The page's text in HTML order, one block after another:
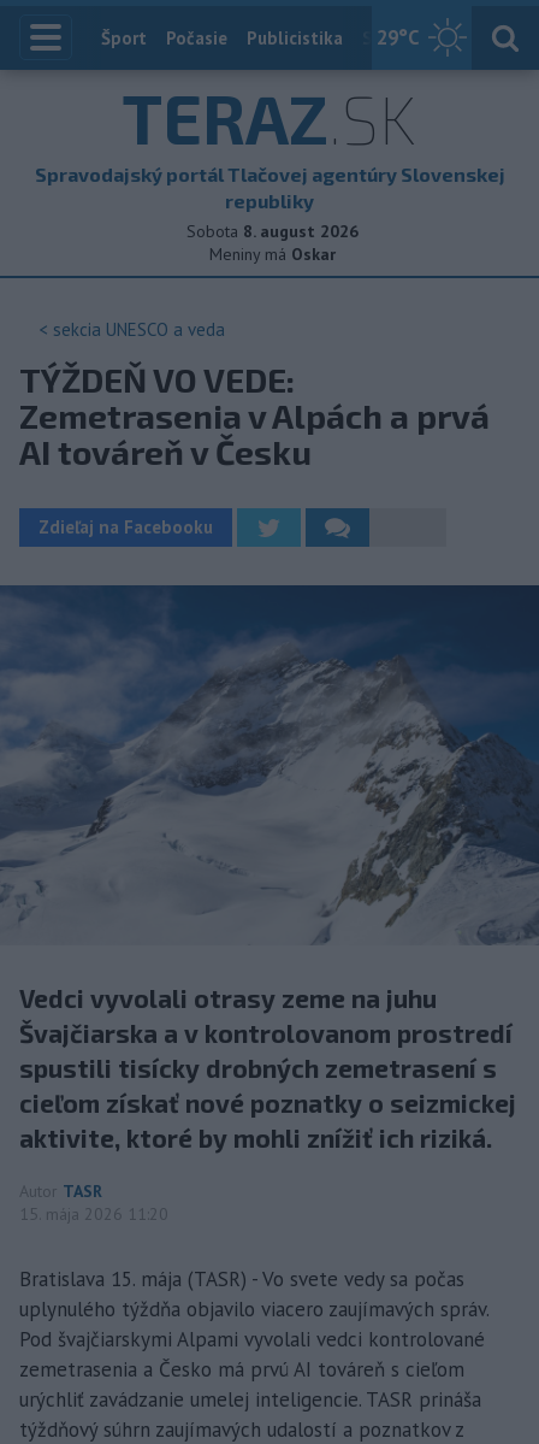
29°C
Index
Šport Počasie Publicistika Slovensko
TERAZ.SK
Spravodajský portál Tlačovej agentúry Slovenskej
republiky
Sobota 8. august 2026
Meniny má Oskar
< sekcia UNESCO a veda
TÝŽDEŇ VO VEDE:
Zemetrasenia v Alpách a prvá
AI továreň v Česku
Zdieľaj na Facebooku
Vedci vyvolali otrasy zeme na juhu
Švajčiarska a v kontrolovanom prostredí
spustili tisícky drobných zemetrasení s
cieľom získať nové poznatky o seizmickej
aktivite, ktoré by mohli znížiť ich riziká.
Autor TASR
15. mája 2026 11:20
Bratislava 15. mája (TASR) - Vo svete vedy sa počas
uplynulého týždňa objavilo viacero zaujímavých správ.
Pod švajčiarskymi Alpami vyvolali vedci kontrolované
zemetrasenia a Česko má prvú AI továreň s cieľom
urýchliť zavádzanie umelej inteligencie. TASR prináša
týždňový súhrn zaujímavých udalostí a poznatkov z